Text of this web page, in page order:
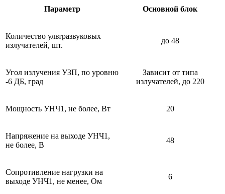
Параметр Основной блок
Количество ультразвуковых
излучателей, шт.
до 48
Угол излучения УЗП, по уровню
-6 ДБ, град
Зависит от типа
излучателей, до 220
Мощность УНЧ1, не более, Вт 20
Напряжение на выходе УНЧ1,
не более, В
48
Сопротивление нагрузки на
выходе УНЧ1, не менее, Ом
6